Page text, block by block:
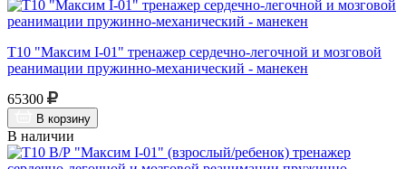
Т10 "Максим I-01" тренажер сердечно-легочной и мозговой
реанимации пружинно-механический - манекен
65300
В корзину
В наличии